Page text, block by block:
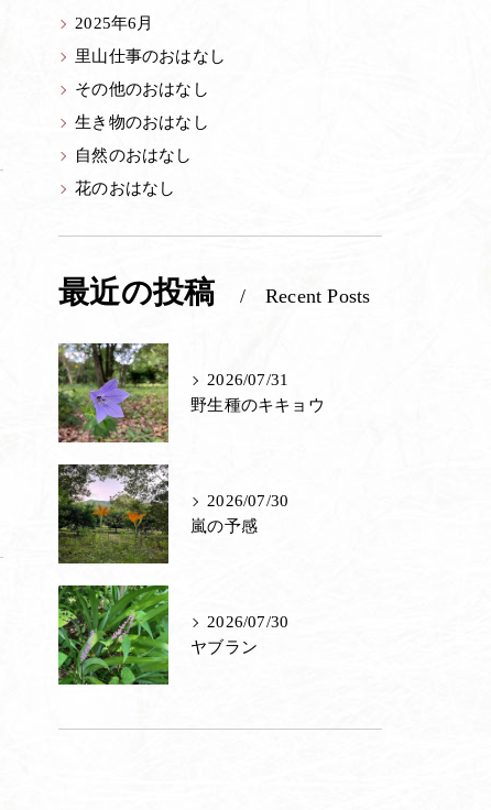
2025年6月
里山仕事のおはなし
その他のおはなし
生き物のおはなし
自然のおはなし
花のおはなし
最近の投稿 Recent Posts
2026/07/31
野生種のキキョウ
2026/07/30
嵐の予感
2026/07/30
ヤブラン